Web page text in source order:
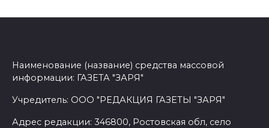
Наименование (название) средства массовой
информации: ГАЗЕТА "ЗАРЯ"
Учредитель: ООО "РЕДАКЦИЯ ГАЗЕТЫ "ЗАРЯ"
Адрес редакции: 346800, Ростовская обл, село